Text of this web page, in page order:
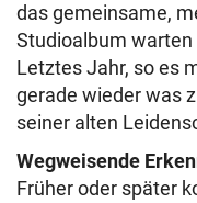
das gemeinsame,
Studioalbum
Letztes Jahr, so es
gerade wieder was
seiner alten
Wegweisende
Früher oder später